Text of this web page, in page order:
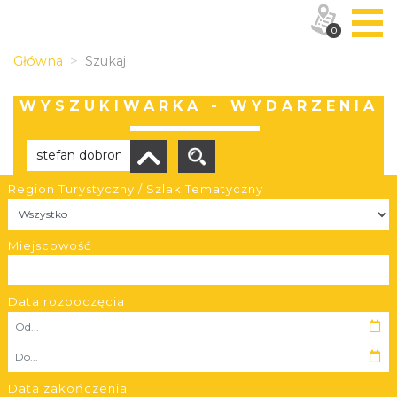
Główna Szukaj
WYSZUKIWARKA - WYDARZENIA
Region Turystyczny / Szlak Tematyczny
Miejscowość
Data rozpoczęcia
Data zakończenia
Brak wyników
TRASY
0